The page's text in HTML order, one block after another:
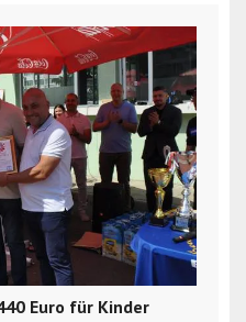
Euro für Kinder